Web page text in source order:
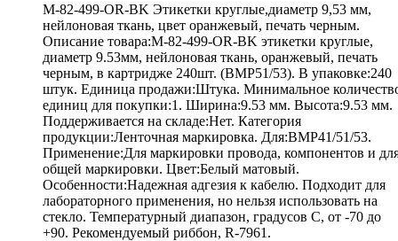
M-82-499-OR-BK Этикетки круглые,диаметр 9,53 мм,
нейлоновая ткань, цвет оранжевый, печать черным.
Описание товара:M-82-499-OR-BK этикетки круглые,
диаметр 9.53мм, нейлоновая ткань, оранжевый, печать
черным, в картридже 240шт. (BMP51/53). В упаковке:240
штук. Единица продажи:Штука. Минимальное
единиц для покупки:1. Ширина:9.53 мм. Высота:9.53 мм.
Поддерживается на складе:Нет. Категория
продукции:Ленточная маркировка. Для:BMP41/51/53.
Применение:Для маркировки провода, компонентов и
общей маркировки. Цвет:Белый матовый.
Особенности:Надежная адгезия к кабелю. Подходит для
лабораторного применения, но нельзя использовать на
стекло. Температурный диапазон, градусов С, от -70 до
+90. Рекомендуемый риббон, R-7961.